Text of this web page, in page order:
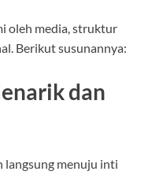
oleh media, struktur
Berikut susunannya:
dan
langsung menuju inti